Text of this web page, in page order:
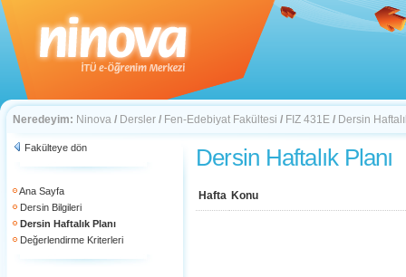
Neredeyim: Ninova / Dersler / Fen-Edebiyat Fakültesi / FIZ 431E / Dersin
Fakülteye dön
Ana Sayfa
Dersin Bilgileri
Dersin Haftalık Planı
Değerlendirme Kriterleri
Dersin Haftalık Planı
Hafta Konu